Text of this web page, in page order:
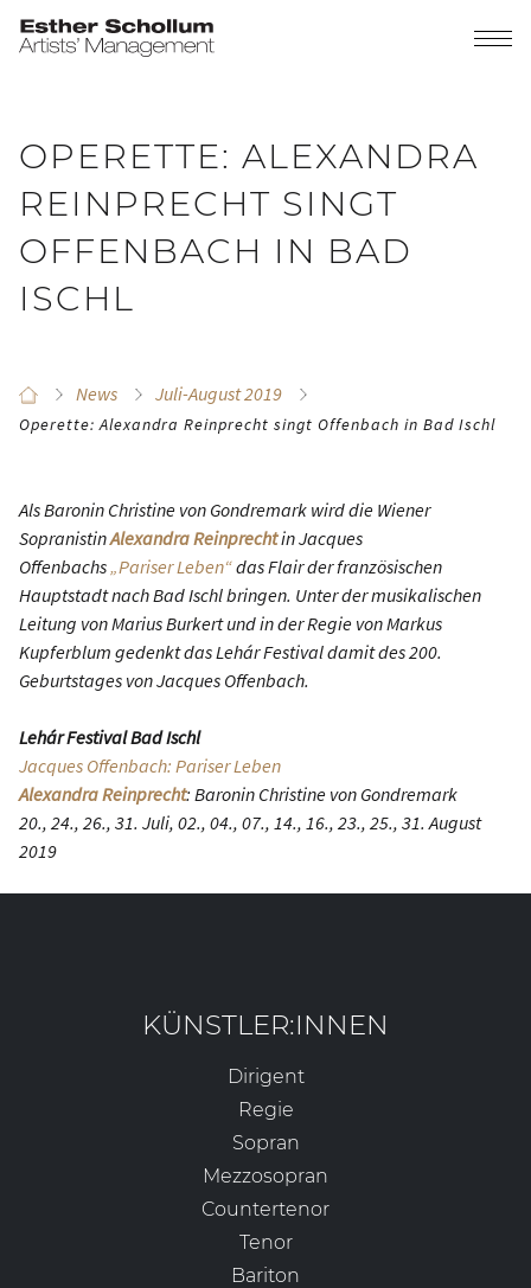
OPERETTE: ALEXANDRA
REINPRECHT SINGT
OFFENBACH IN BAD
ISCHL
News Juli-August 2019
Operette: Alexandra Reinprecht singt Offenbach in Bad Ischl
Als Baronin Christine von Gondremark wird die Wiener
SopranistinAlexandra Reinprechtin Jacques
Offenbachs„Pariser Leben“das Flair der französischen
Hauptstadt nach Bad Ischl bringen. Unter der musikalischen
Leitung von Marius Burkert und in der Regie von Markus
Kupferblum gedenkt das Lehár Festival damit des 200.
Geburtstages von Jacques Offenbach.
Lehár Festival Bad Ischl
Jacques Offenbach: Pariser Leben
Alexandra Reinprecht: Baronin Christine von Gondremark
20., 24., 26., 31. Juli, 02., 04., 07., 14., 16., 23., 25., 31. August
2019
KÜNSTLER:INNEN
Dirigent
Regie
Sopran
Mezzosopran
Countertenor
Tenor
Bariton